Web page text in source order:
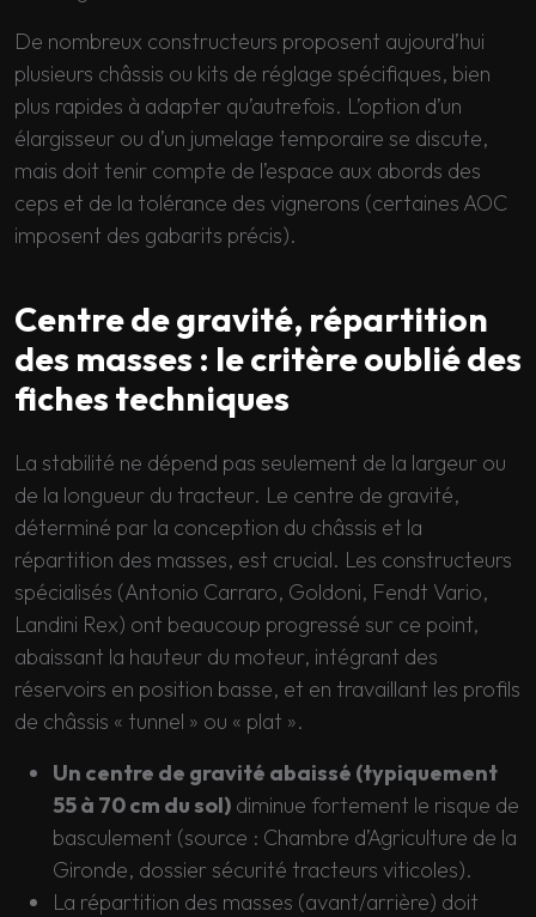
De nombreux constructeurs proposent aujourd’hui
plusieurs châssis ou kits de réglage spécifiques, bien
plus rapides à adapter qu’autrefois. L’option d’un
élargisseur ou d’un jumelage temporaire se discute,
mais doit tenir compte de l’espace aux abords des
ceps et de la tolérance des vignerons (certaines AOC
imposent des gabarits précis).
Centre de gravité, répartition
des masses : le critère oublié des
fiches techniques
La stabilité ne dépend pas seulement de la largeur ou
de la longueur du tracteur. Le centre de gravité,
déterminé par la conception du châssis et la
répartition des masses, est crucial. Les constructeurs
spécialisés (Antonio Carraro, Goldoni, Fendt Vario,
Landini Rex) ont beaucoup progressé sur ce point,
abaissant la hauteur du moteur, intégrant des
réservoirs en position basse, et en travaillant les profils
de châssis « tunnel » ou « plat ».
Un centre de gravité abaissé (typiquement
55 à 70 cm du sol) diminue fortement le risque de
basculement (source : Chambre d’Agriculture de la
Gironde, dossier sécurité tracteurs viticoles).
La répartition des masses (avant/arrière) doit